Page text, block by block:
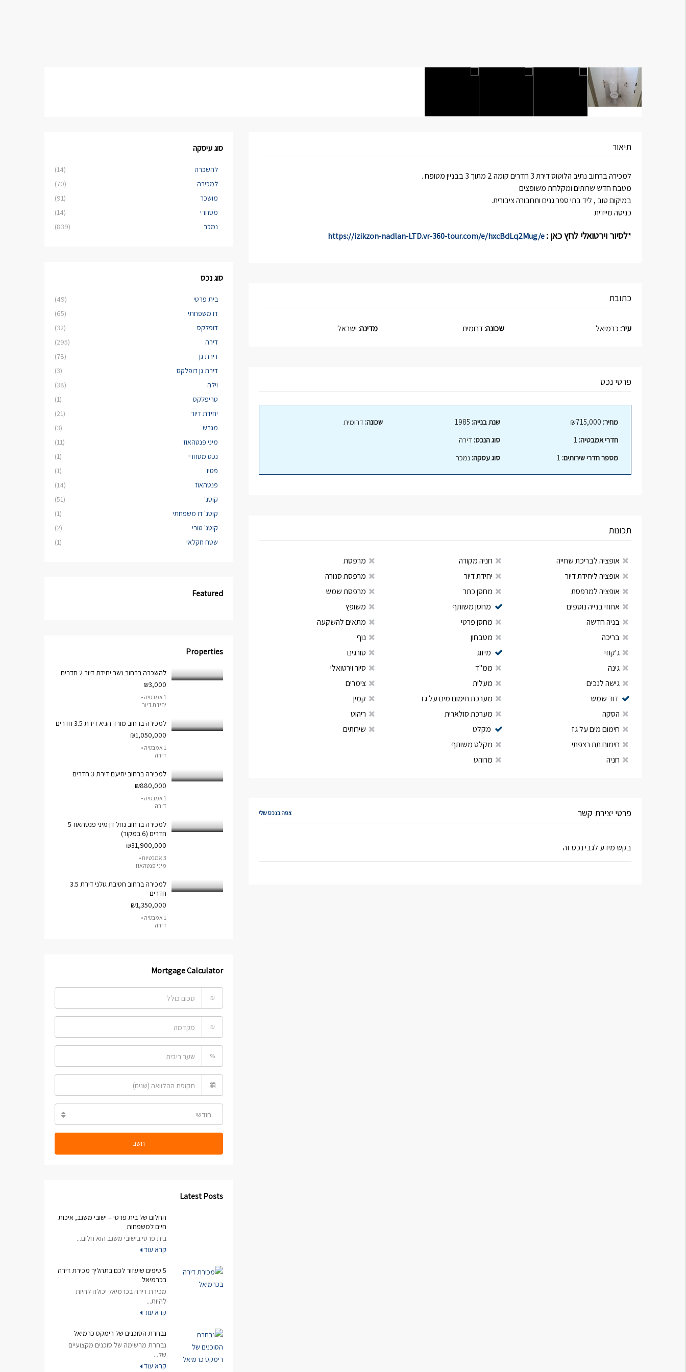
תיאור
למכירה ברחוב נתיב הלוטוס דירת 3 חדרים קומה 2 מתוך 3 בבניין מטופח .
מטבח חדש שרותים ומקלחת משופצים
במיקום טוב , ליד בתי ספר גנים ותחבורה ציבורית.
כניסה מיידית
*לסיור וירטואלי לחץ כאן :
כתובת
עיר:כרמיאל שכונה:דרומית מדינה:ישראל
פרטי נכס
מחיר:
חדרי אמבטיה:
מספר חדרי שירותים:
שנת בנייה:
סוג הנכס: דירה
סוג עסקה: נמכר
שכונה: דרומית
תכונות
אופציה לבריכת שחייה
אופציה ליחידת דיור
אופציה למרפסת
אחוזי בנייה נוספים
בניה חדשה
בריכה
ג'קוזי
גינה
גישה לנכים
דוד שמש
הסקה
חימום מים על גז
חימום תת רצפתי
חניה
חניה מקורה
יחידת דיור
מחסן כתר
מחסן משותף
מחסן פרטי
מטבחון
מיזוג
ממ"ד
מעלית
מערכת חימום מים על גז
מערכת סולארית
מקלט
מקלט משותף
מרוהט
מרפסת
מרפסת סגורה
מרפסת שמש
משופץ
מתאים להשקעה
נוף
סורגים
סיור וירטואלי
צימרים
קמין
ריהוט
שירותים
פרטי יצירת קשר צפה בנכס שלי
בקש מידע לגבי נכס זה
סוג עיסקה
להשכרה
(14)
למכירה
(70)
מושכר
(91)
מסחרי
(14)
נמכר
(839)
סוג נכס
בית פרטי
(49)
דו משפחתי
(65)
דופלקס
(32)
דירה
(295)
דירת גן
(78)
דירת גן דופלקס
(3)
וילה
(38)
טריפלקס
(1)
יחידת דיור
(21)
מגרש
(3)
מיני פנטהאוז
(11)
נכס מסחרי
(1)
פטיו
(1)
פנטהאוז
(14)
קוטג'
(51)
קוטג' דו משפחתי
(1)
קוטג' טורי
(2)
שטח חקלאי
(1)
Featured
Properties
להשכרה ברחוב נשר יחידת דיור 2 חדרים
₪3,000
1 אמבטיה •
יחידת דיור
למכירה ברחוב מורד הגיא דירת 3.5 חדרים
₪1,050,000
1 אמבטיה •
דירה
למכירה ברחוב יחיעם דירת 3 חדרים
₪880,000
1 אמבטיה •
דירה
למכירה ברחוב נחל דן מיני פנטהאוז 5
חדרים (6 במקור)
₪31,900,000
3 אמבטיות •
מיני פנטהאוז
למכירה ברחוב חטיבת גולני דירת 3.5
חדרים
₪1,350,000
1 אמבטיה •
דירה
Mortgage Calculator
₪
₪
%
חודשי
חשב
Latest Posts
החלום של בית פרטי – ישובי משגב, איכות
חיים למשפחות
בית פרטי בישובי משגב הוא חלום...
קרא עוד
5 טיפים שיעזור לכם בתהליך מכירת דירה
בכרמיאל
מכירת דירה בכרמיאל יכולה להיות
להיות...
קרא עוד
נבחרת הסוכנים של רימקס כרמיאל
נבחרת מרשימה של סוכנים מקצועיים
של...
קרא עוד